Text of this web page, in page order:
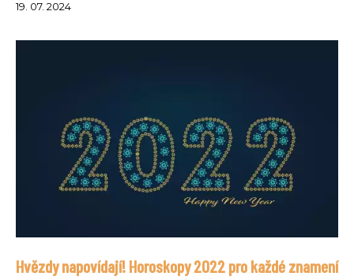
19. 07. 2024
Hvězdy napovídají! Horoskopy 2022 pro každé znamení